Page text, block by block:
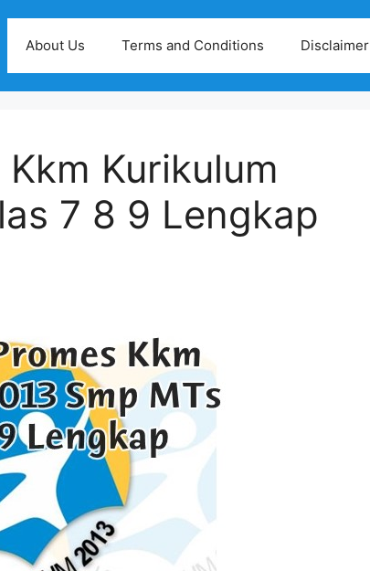
About Us Terms and Conditions Disclaimer
Kurikulum
7 8 9 Lengkap